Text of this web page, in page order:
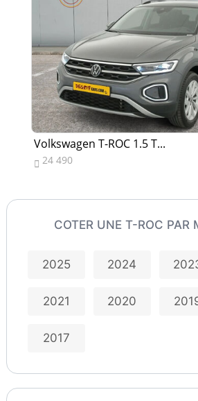
Volkswagen T-ROC 1.5 T...
 24 490
COTER UNE T-ROC PAR
2025 2024
2021 2020
2017